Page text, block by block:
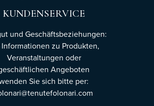
KUNDENSERVICE
und Geschäftsbeziehungen:
Informationen zu Produkten,
Veranstaltungen oder
Angeboten
Sie sich bitte per: